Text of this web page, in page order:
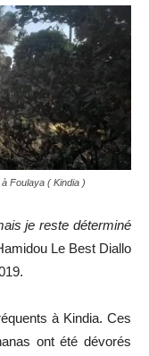
Foulaya ( Kindia )
je reste déterminé
Le Best Diallo
à Kindia. Ces
ont été dévorés